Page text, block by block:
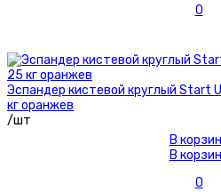
0
Эспандер кистевой круглый Start
кг оранжев
/шт
В
В
0